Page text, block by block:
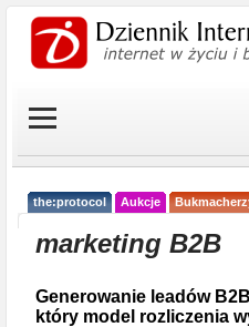
the:protocol Aukcje
marketing B2B
Generowanie leadów
który model rozliczenia